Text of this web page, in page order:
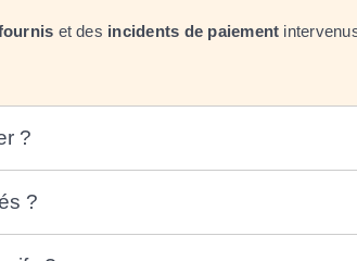
et des incidents de paiement
?
?